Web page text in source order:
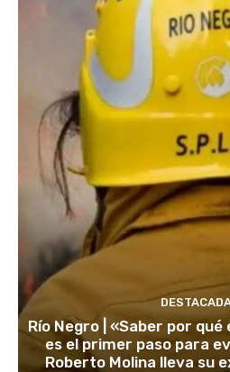
Río Negro | «Saber por
es el primer paso para
Roberto Molina lleva su